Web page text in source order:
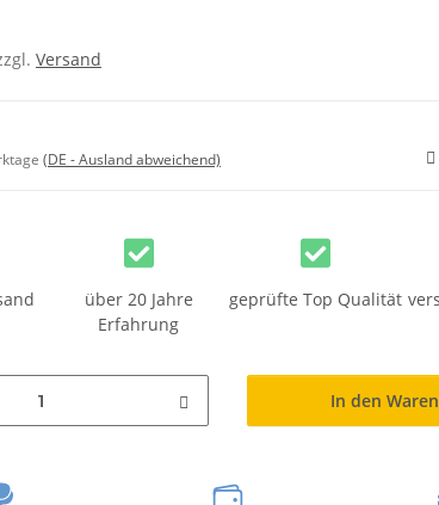
Versand
(DE - Ausland abweichend)
über 20 Jahre
Erfahrung
geprüfte Top Qualität
In den